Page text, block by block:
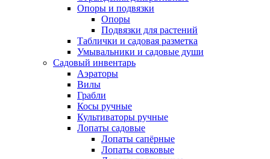
Опоры и подвязки
Опоры
Подвязки для растений
Таблички и садовая разметка
Умывальники и садовые души
Садовый инвентарь
Аэраторы
Вилы
Грабли
Косы ручные
Культиваторы ручные
Лопаты садовые
Лопаты сапёрные
Лопаты совковые